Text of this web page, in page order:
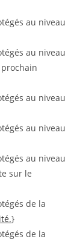
au niveau
au niveau
au niveau
au niveau
au niveau
sur le
de la
}
de la